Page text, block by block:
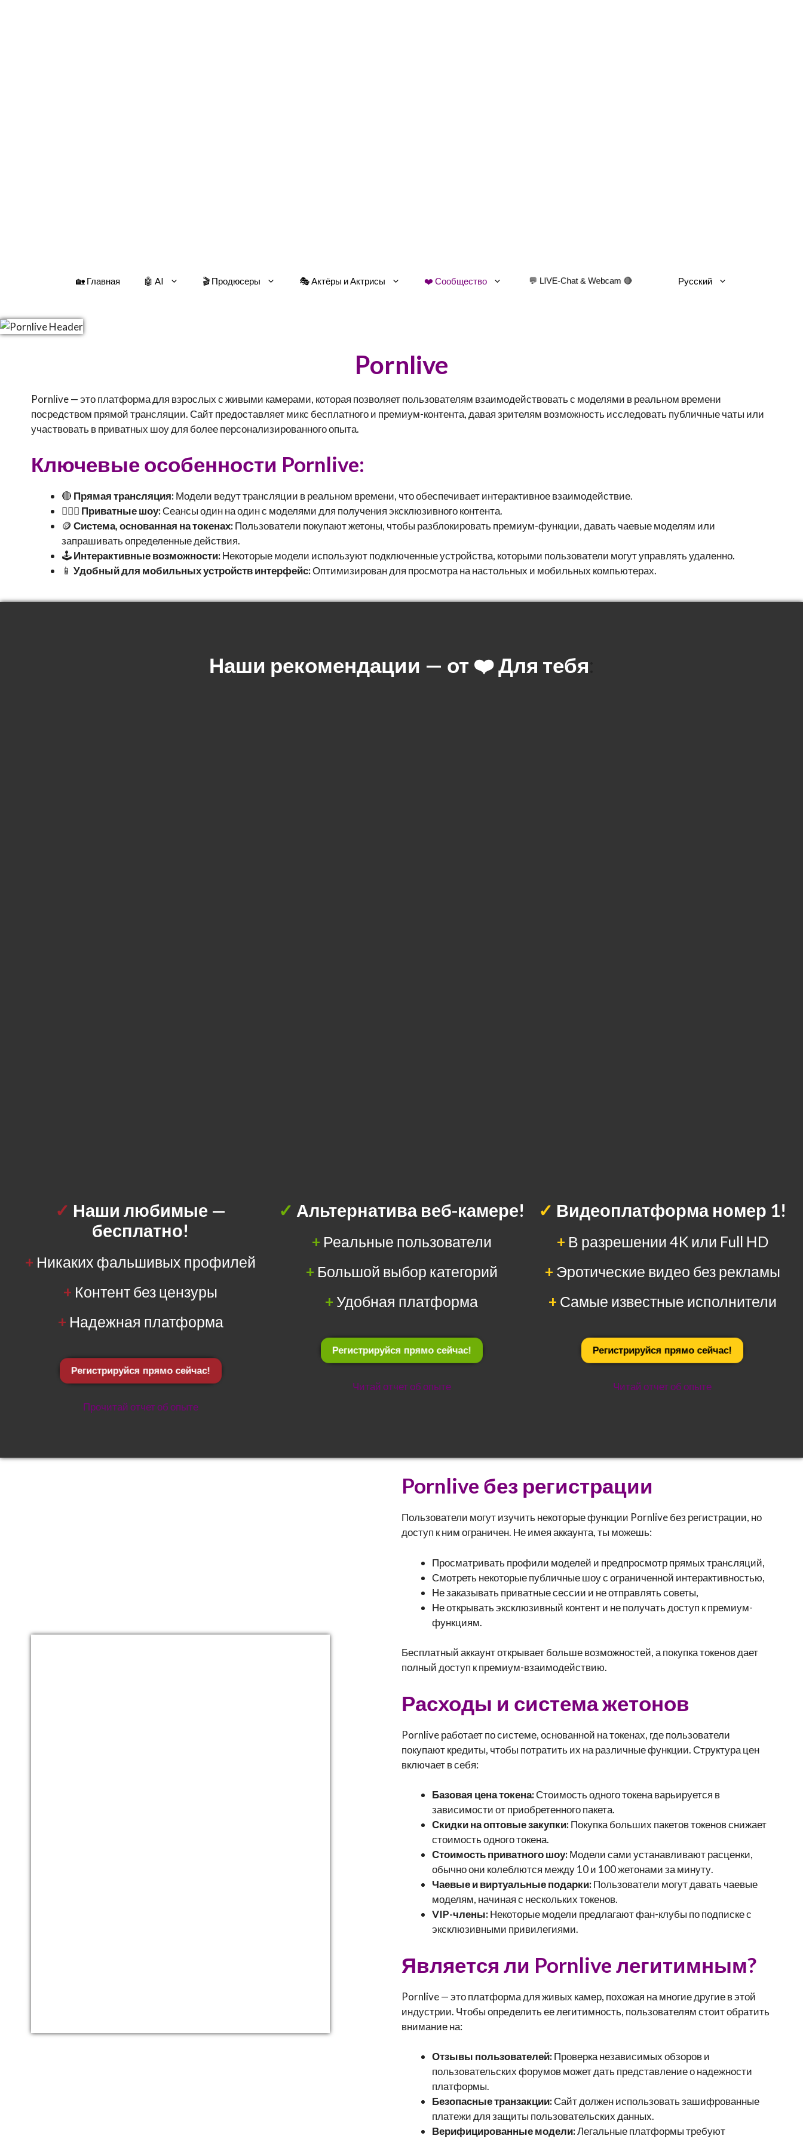
🏡 Главная 🤖 AI 🎬 Продюсеры 🎭 Aктёры и Aктрисы ❤️ Сообщество 💬 LIVE-Chat & Webcam 🔴 Русский
Pornlive
Pornlive — это платформа для взрослых с живыми камерами, которая позволяет пользователям взаимодействовать с моделями в реальном времени
посредством прямой трансляции. Сайт предоставляет микс бесплатного и премиум-контента, давая зрителям возможность исследовать публичные чаты или
участвовать в приватных шоу для более персонализированного опыта.
Ключевые особенности Pornlive:
🔴 Прямая трансляция:Модели ведут трансляции в реальном времени, что обеспечивает интерактивное взаимодействие.
🕵🏼‍♂️ Приватные шоу:Сеансы один на один с моделями для получения эксклюзивного контента.
🪙 Система, основанная на токенах:Пользователи покупают жетоны, чтобы разблокировать премиум-функции, давать чаевые моделям или
запрашивать определенные действия.
🕹️Интерактивные возможности:Некоторые модели используют подключенные устройства, которыми пользователи могут управлять удаленно.
📱 Удобный для мобильных устройств интерфейс:Оптимизирован для просмотра на настольных и мобильных компьютерах.
Наши рекомендации — от ❤️ Для тебя
✓ Наши любимые —
бесплатно!
+ Никаких фальшивых профилей
+ Контент без цензуры
+ Надежная платформа
Регистрируйся прямо сейчас!
Прочитай отчет об опыте
✓ Альтернатива веб-камере!
+ Реальные пользователи
+ Большой выбор категорий
+ Удобная платформа
Регистрируйся прямо сейчас!
Читай отчет об опыте
✓ Видеоплатформа номер 1!
+ В разрешении 4K или Full HD
+ Эротические видео без рекламы
+ Самые известные исполнители
Регистрируйся прямо сейчас!
Читай отчет об опыте
Pornlive без регистрации
Пользователи могут изучить некоторые функции Pornlive без регистрации, но
доступ к ним ограничен. Не имея аккаунта, ты можешь:
Просматривать профили моделей и предпросмотр прямых трансляций,
Смотреть некоторые публичные шоу с ограниченной интерактивностью,
Не заказывать приватные сессии и не отправлять советы,
Не открывать эксклюзивный контент и не получать доступ к премиум-
функциям.
Бесплатный аккаунт открывает больше возможностей, а покупка токенов дает
полный доступ к премиум-взаимодействию.
Расходы и система жетонов
Pornlive работает по системе, основанной на токенах, где пользователи
покупают кредиты, чтобы потратить их на различные функции. Структура цен
включает в себя:
Базовая цена токена:Стоимость одного токена варьируется в
зависимости от приобретенного пакета.
Скидки на оптовые закупки:Покупка больших пакетов токенов снижает
стоимость одного токена.
Стоимость приватного шоу:Модели сами устанавливают расценки,
обычно они колеблются между 10 и 100 жетонами за минуту.
Чаевые и виртуальные подарки:Пользователи могут давать чаевые
моделям, начиная с нескольких токенов.
VIP-члены:Некоторые модели предлагают фан-клубы по подписке с
эксклюзивными привилегиями.
Является ли Pornlive легитимным?
Pornlive — это платформа для живых камер, похожая на многие другие в этой
индустрии. Чтобы определить ее легитимность, пользователям стоит обратить
внимание на:
Отзывы пользователей:Проверка независимых обзоров и
пользовательских форумов может дать представление о надежности
платформы.
Безопасные транзакции:Сайт должен использовать зашифрованные
платежи для защиты пользовательских данных.
Верифицированные модели:Легальные платформы требуют